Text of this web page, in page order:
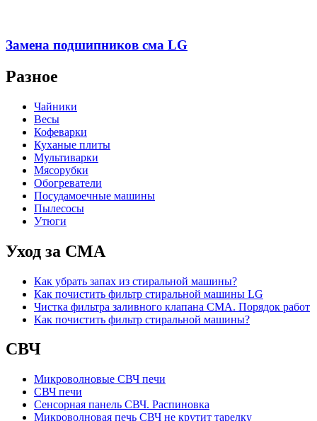
Замена подшипников сма LG
Разное
Чайники
Весы
Кофеварки
Куханые плиты
Мультиварки
Мясорубки
Обогреватели
Посудамоечные машины
Пылесосы
Утюги
Уход за СМА
Как убрать запах из стиральной машины?
Как почистить фильтр стиральной машины LG
Чистка фильтра заливного клапана СМА. Порядок работ
Как почистить фильтр стиральной машины?
СВЧ
Микроволновые СВЧ печи
СВЧ печи
Сенсорная панель СВЧ. Распиновка
Микроволновая печь СВЧ не крутит тарелку